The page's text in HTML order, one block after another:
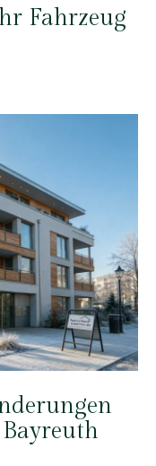
Fahrzeug